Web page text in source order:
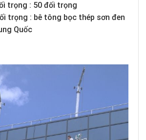
trọng : 50 đối trọng
trọng : bê tông bọc thép sơn đen
Quốc